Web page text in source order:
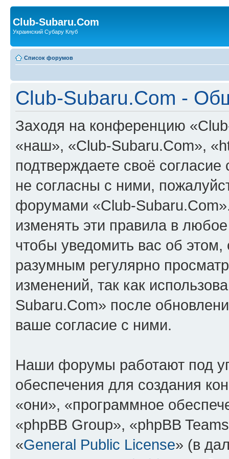
Club-Subaru.Com
Украинский Субару Клуб
Список форумов
Club-Subaru.Com -
Заходя на конференцию
«наш», «Club-Subaru.Com»,
подтверждаете своё
не согласны с ними,
форумами «Club-
изменять эти правила в
чтобы уведомить вас об
разумным регулярно
изменений, так как
Subaru.Com» после
ваше согласие с ними.
Наши форумы работают под
обеспечения для создания
«они», «программное
«phpBB Group», «phpBB
«General Public License» (в